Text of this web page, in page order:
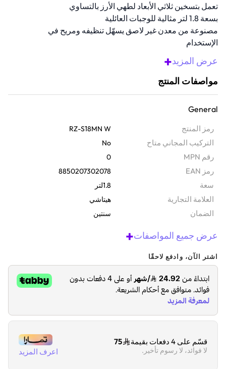
تعمل بتسخين ثلاثي الأبعاد لطهي الأرز بالتساوي
بسعة 1.8 لتر مثالية للوجبات العائلية
مصنوعة من معدن غير لاصق يسهّل تنظيفه ومريح في
الإستخدام
يأتي مزودًا بسلة بخار للطهي المتنوع والصحي
مصنوعة من مواد متينة لضمان أداء طويل الأمد وموثوقية
عالية.
نظرة عامة
اجعل طهيك اليومي أسهل مع طنجرة الأرز الكهربائية. بفضل ميزة التسخين
أكواب من الأرز بشكل متساوٍ مع إمكانية الحفاظ على دفئه لمدة تصل إلى
12 ساعة. ستعجبك أدوات التحكم الميكانيكية، وتصميمه السهل التنظيف،
بالإضافة إلى الملحقات المرفقة التي تجعل استخدامه أكثر سهولة وراحة.
عرض المزيد+
مواصفات المنتج
General
رمز المنتج RZ-S18MN W
التركيب المجاني متاح No
رقم MPN 0
رمز EAN 8850207302078
سعة 1.8لتر
‫العلامة التجارية هيتاشي
الضمان‬ سنتين
عرض جميع المواصفات+
اشتر الآن، وادفع لاحقًا
قسّم على 4 دفعات بقيمة 75
لا فوائد، لا رسوم تأخير. اعرف المزيد